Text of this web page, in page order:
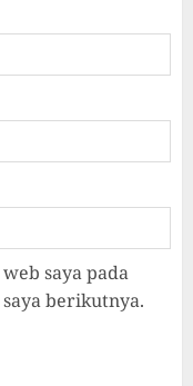
saya pada
berikutnya.